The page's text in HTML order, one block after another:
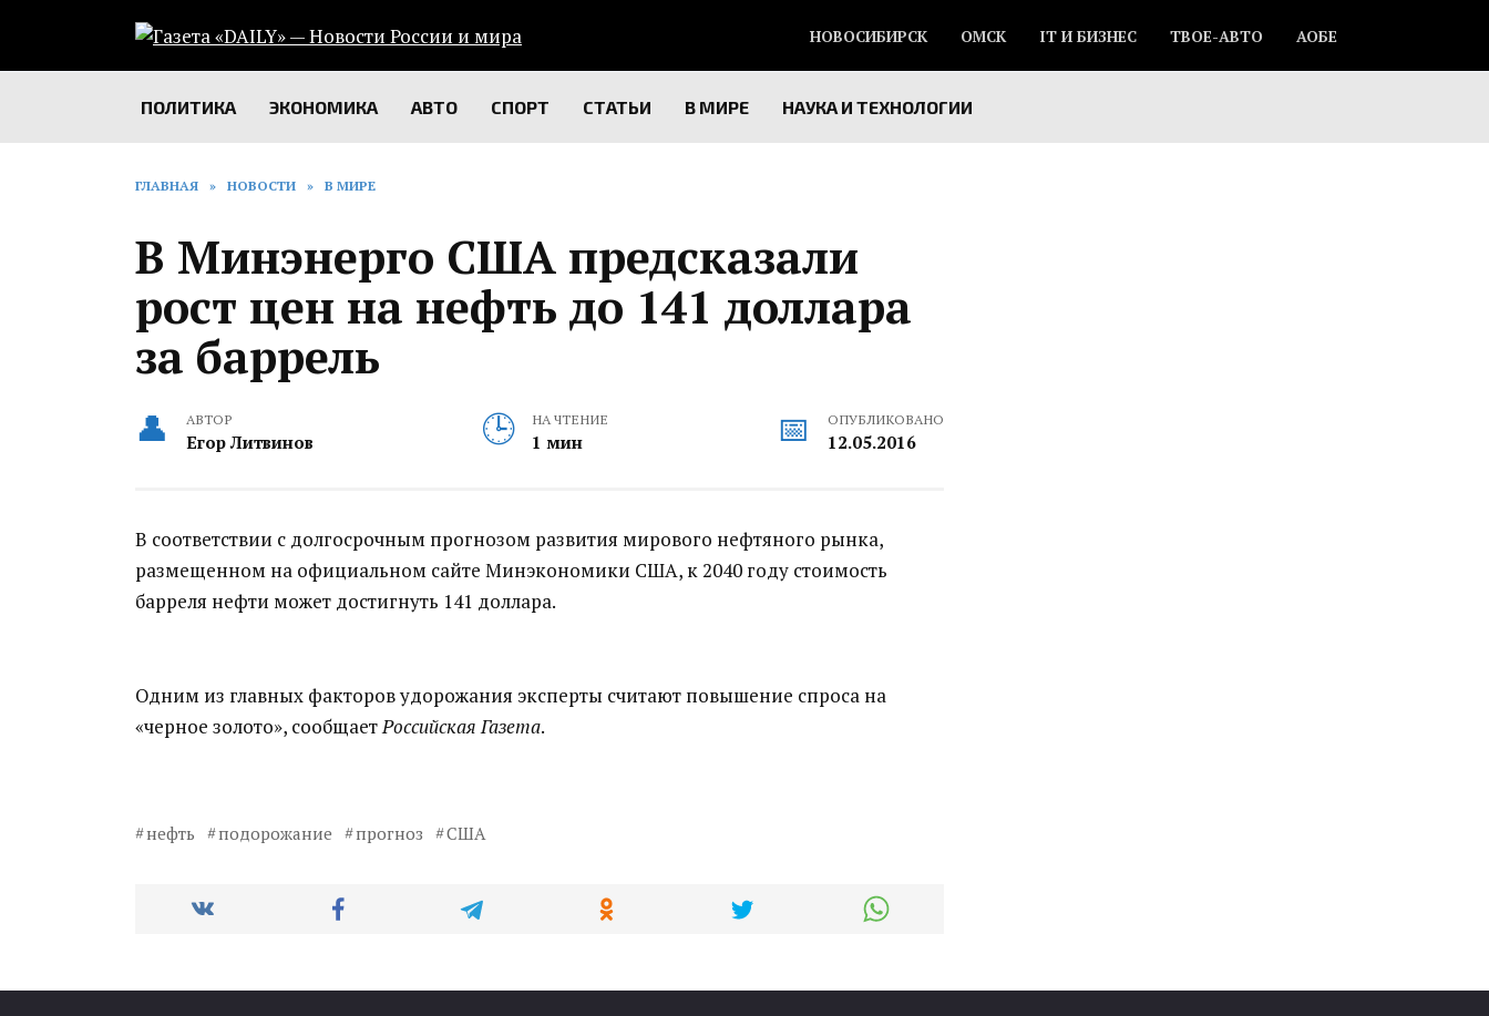
содержанию
НОВОСИБИРСК ОМСК IT И БИЗНЕС ТВОЕ-АВТО АОБЕ
ПОЛИТИКА ЭКОНОМИКА АВТО СПОРТ СТАТЬИ В МИРЕ НАУКА И ТЕХНОЛОГИИ
ГЛАВНАЯ » НОВОСТИ » В МИРЕ
В Минэнерго США предсказали
рост цен на нефть до 141 доллара
за баррель
АВТОР
Егор Литвинов
НА ЧТЕНИЕ
1 мин
ОПУБЛИКОВАНО
12.05.2016
В соответствии с долгосрочным прогнозом развития мирового нефтяного рынка,
размещенном на официальном сайте Минэкономики США, к 2040 году стоимость
барреля нефти может достигнуть 141 доллара.
Одним из главных факторов удорожания эксперты считают повышение спроса на
«черное золото», сообщаетРоссийская Газета.
нефть подорожание прогноз США